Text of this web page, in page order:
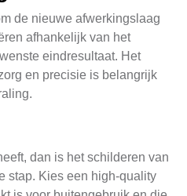
de nieuwe afwerkingslaag
afhankelijk van het
eindresultaat. Het
en precisie is belangrijk
dan is het schilderen van
stap. Kies een high-quality